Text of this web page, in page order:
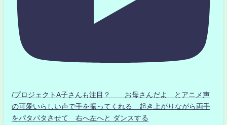
/プロジェクトA子さんも注目？ お母さんだよ とアニメ声
の可愛いらしい声で手を振ってくれる 起き上がりながら両手
をパタパタさせて 右へ左へと ダンスする